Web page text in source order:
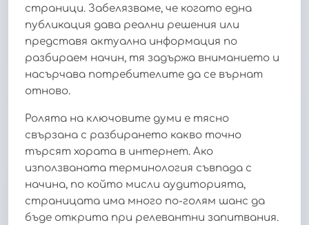
страници. Забелязваме, че когато една
публикация дава реални решения или
представя актуална информация по
разбираем начин, тя задържа вниманието и
насърчава потребителите да се върнат
отново.
Ролята на ключовите думи е тясно
свързана с разбирането какво точно
търсят хората в интернет. Ако
използваната терминология съвпада с
начина, по който мисли аудиторията,
страницата има много по-голям шанс да
бъде открита при релевантни запитвания.